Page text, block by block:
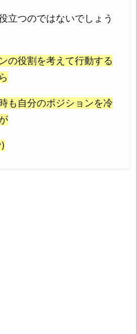
立つのではないでしょう
の役割を考えて行動する
も自分のポジションを冷